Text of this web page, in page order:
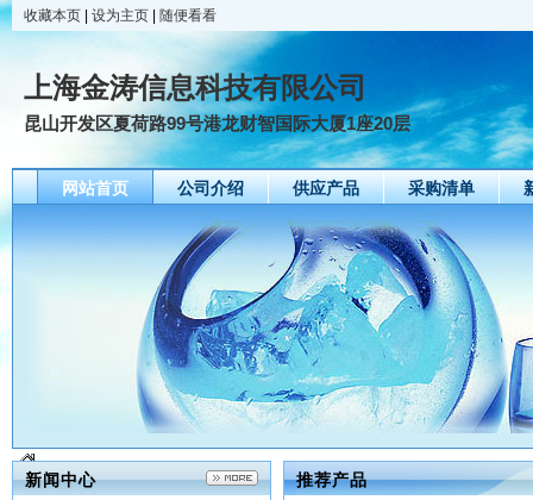
收藏本页 设为主页 随便看看
上海金涛信息科技有限公司
昆山开发区夏荷路99号港龙财智国际大厦1座20层
网站首页 公司介绍 供应产品 采购清单
新闻中心 推荐产品